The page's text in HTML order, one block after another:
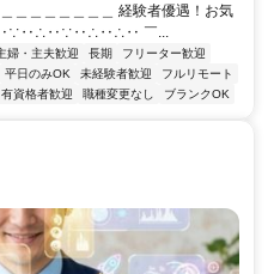
＿＿＿＿＿＿＿ 経験者優遇！お気
∴‥∵‥∴‥∵‥∴‥∴‥ ￣...
婦・主夫歓迎 長期
フリーター歓迎
平日のみOK 未経験者歓迎
フルリモート
有資格者歓迎 職種変更なし ブランクOK